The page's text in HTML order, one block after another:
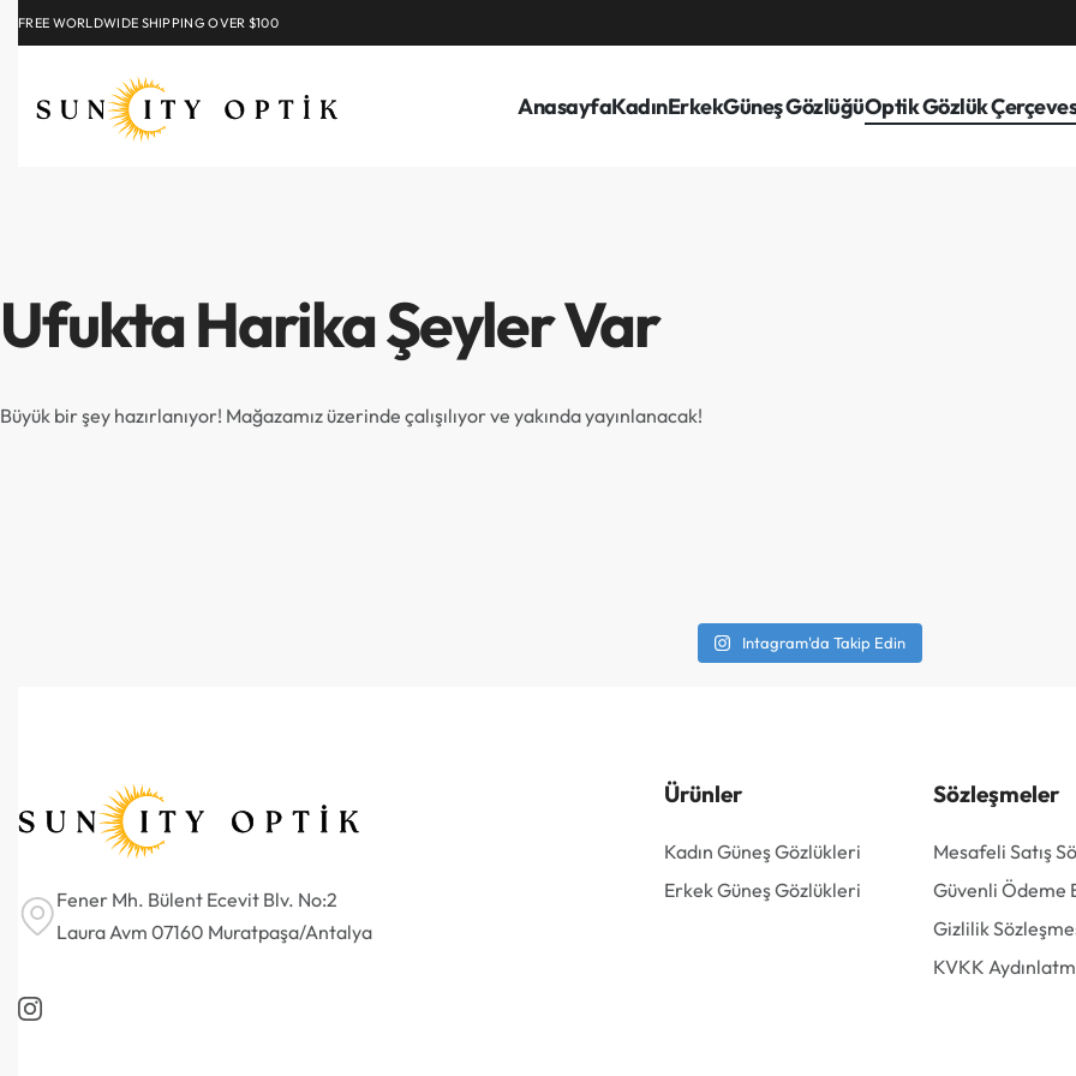
FREE WORLDWIDE SHIPPING OVER $100
AnasayfaKadınErkekGüneş GözlüğüOptik Gözlük
Ufukta Harika Şeyler Var
Büyük bir şey hazırlanıyor! Mağazamız üzerinde çalışılıyor ve yakında yayınlanacak!
Intagram'da Takip Edin
Fener Mh. Bülent Ecevit Blv. No:2
Laura Avm 07160 Muratpaşa/Antalya
Ürünler
Kadın Güneş Gözlükleri
Erkek Güneş Gözlükleri
Sözleşmeler
Mesafeli Satış
Güvenli Ödeme
Gizlilik
KVKK